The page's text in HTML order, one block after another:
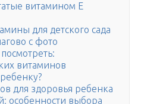
витамином Е
для детского сада
с фото
витаминов
для здоровья ребенка
особенности выбора